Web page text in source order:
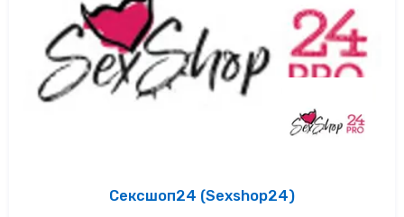
Сексшоп24 (Sexshop24)